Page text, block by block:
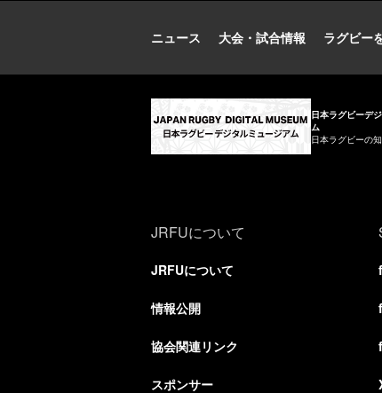
ニュース 大会・試合情報 ラグビー
日本ラグビーデ
ム
日本ラグビーの
JRFUについて
JRFUについて
情報公開
協会関連リンク
スポンサー